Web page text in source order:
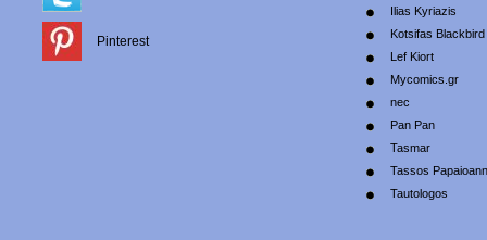
Pinterest
Ilias Kyriazis
Kotsifas Blackbird
Lef Kiort
Mycomics.gr
nec
Pan Pan
Tasmar
Tassos
Tautologos